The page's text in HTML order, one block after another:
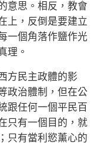
意思。相反，教會
上，反倒是要建立
一個角落作鹽作光
理。
民主政體的影
政治體制，但在公
跟任何一個平民百
只有一個目的，就
只有當利慾薰心的